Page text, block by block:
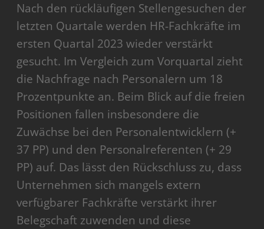
Nach den rückläufigen Stellengesuchen der
letzten Quartale werden HR-Fachkräfte im
ersten Quartal 2023 wieder verstärkt
gesucht. Im Vergleich zum Vorquartal zieht
die Nachfrage nach Personalern um 18
Prozentpunkte an. Beim Blick auf die freien
Positionen fallen insbesondere die
Zuwächse bei den Personalentwicklern (+
37 PP) und den Personalreferenten (+ 29
PP) auf. Das lässt den Rückschluss zu, dass
Unternehmen sich mangels extern
verfügbarer Fachkräfte verstärkt ihrer
Belegschaft zuwenden und diese